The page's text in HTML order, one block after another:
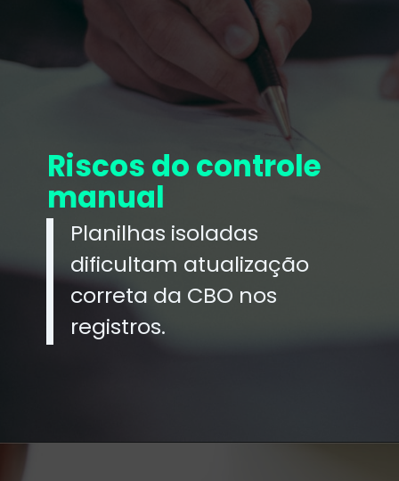
Riscos do controle
manual
Planilhas isoladas
dificultam atualização
correta da CBO nos
registros.